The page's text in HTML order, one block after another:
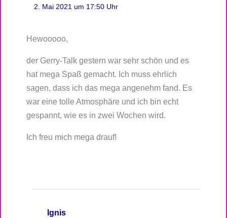
2. Mai 2021 um 17:50 Uhr
Hewooooo,
der Gerry-Talk gestern war sehr schön und es
hat mega Spaß gemacht. Ich muss ehrlich
sagen, dass ich das mega angenehm fand. Es
war eine tolle Atmosphäre und ich bin echt
gespannt, wie es in zwei Wochen wird.
Ich freu mich mega drauf!
Ignis